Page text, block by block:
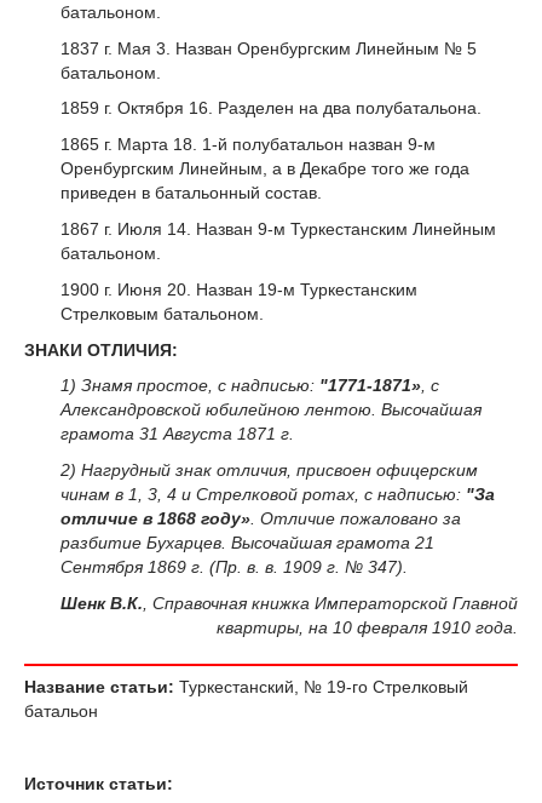
батальоном.
1837 г. Мая 3. Назван Оренбургским Линейным № 5
батальоном.
1859 г. Октября 16. Разделен на два полубатальона.
1865 г. Марта 18. 1-й полубатальон назван 9-м
Оренбургским Линейным, а в Декабре того же года
приведен в батальонный состав.
1867 г. Июля 14. Назван 9-м Туркестанским Линейным
батальоном.
1900 г. Июня 20. Назван 19-м Туркестанским
Стрелковым батальоном.
ЗНАКИ ОТЛИЧИЯ:
1) Знамя простое, с надписью: "1771-1871», с
Александровской юбилейною лентою. Высочайшая
грамота 31 Августа 1871 г.
2) Нагрудный знак отличия, присвоен офицерским
чинам в 1, 3, 4 и Стрелковой ротах, с надписью: "За
отличие в 1868 году» . Отличие пожаловано за
разбитие Бухарцев. Высочайшая грамота 21
Сентября 1869 г. (Пр. в. в. 1909 г. № 347).
Шенк В.К. , Справочная книжка Императорской Главной
квартиры, на 10 февраля 1910 года.
Название статьи: Туркестанский, № 19-го Стрелковый
батальон
Источник статьи: